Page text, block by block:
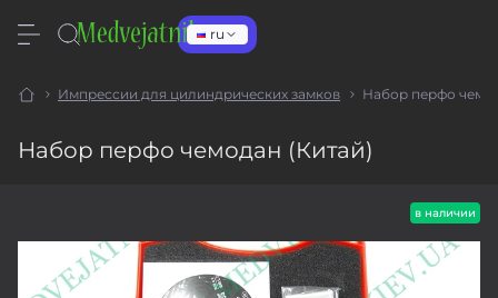
ru
Импрессии для цилиндрических замков Набор перфо
Набор перфо чемодан (Китай)
в наличии